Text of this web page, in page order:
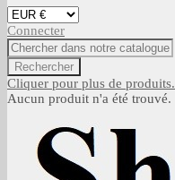
Connecter
Rechercher
Cliquer pour plus de produits.
Aucun produit n'a été trouvé.